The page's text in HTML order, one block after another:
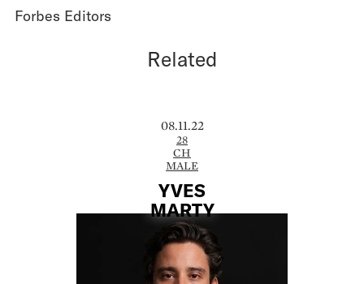
Forbes Editors
Related
08.11.22
28
CH
MALE
YVES
MARTY